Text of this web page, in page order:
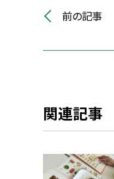
前の記事
関連記事